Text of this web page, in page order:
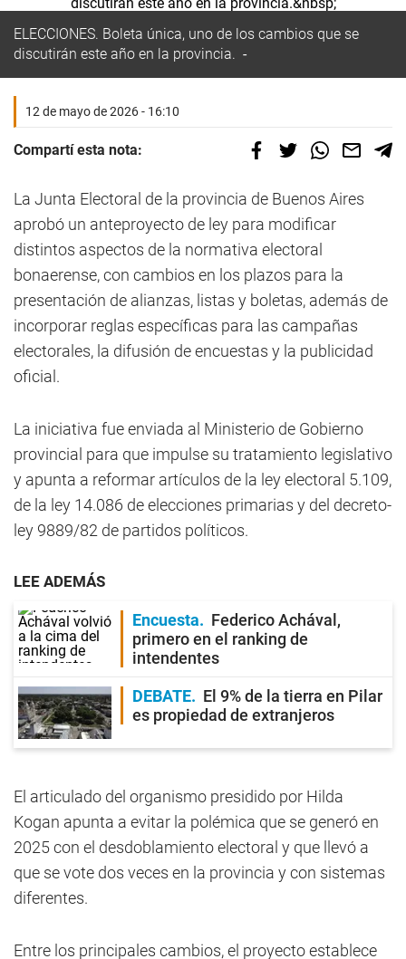
ELECCIONES. Boleta única, uno de los cambios que se
discutirán este año en la provincia.
12 de mayo de 2026 - 16:10
Compartí esta nota:
La Junta Electoral de la provincia de Buenos Aires
aprobó un anteproyecto de ley para modificar
distintos aspectos de la normativa electoral
bonaerense, con cambios en los plazos para la
presentación de alianzas, listas y boletas, además de
incorporar reglas específicas para las campañas
electorales, la difusión de encuestas y la publicidad
oficial.
La iniciativa fue enviada al Ministerio de Gobierno
provincial para que impulse su tratamiento legislativo
y apunta a reformar artículos de la ley electoral 5.109,
de la ley 14.086 de elecciones primarias y del decreto-
ley 9889/82 de partidos políticos.
LEE ADEMÁS
Encuesta
Federico Achával,
primero en el ranking de
intendentes
DEBATE
El 9% de la tierra en Pilar
es propiedad de extranjeros
El articulado del organismo presidido por Hilda
Kogan apunta a evitar la polémica que se generó en
2025 con el desdoblamiento electoral y que llevó a
que se vote dos veces en la provincia y con sistemas
diferentes.
Entre los principales cambios, el proyecto establece